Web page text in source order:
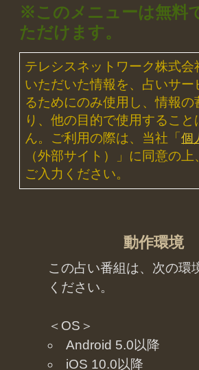
チャクラ占い｜人体覚醒＆強制成
就【運命正し現実変える神霊力】
月香
2026年8月3月追加
1万人絶賛【本音/現実/日付】48星
秘術で具体的中◆細密星読師 ミエ
ル | みのり -MINORI-
2026年7月30月追加
露骨過ぎて地上波ギリギリ/言葉濁
さず核心直撃【愛/人生決断占】桃
全方位抜かりナシ≪難悩解決≫付
け入る隙無く的中【溟白龍】地支
命術